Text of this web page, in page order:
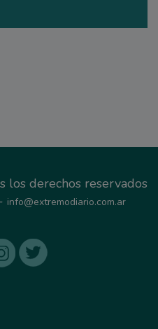
derechos reservados
info@extremodiario.com.ar